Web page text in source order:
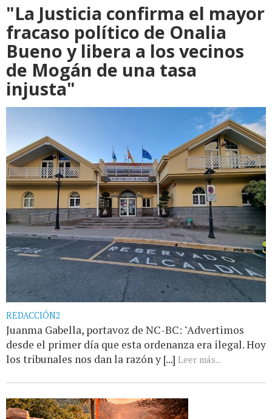
"La Justicia confirma el mayor
fracaso político de Onalia
Bueno y libera a los vecinos
de Mogán de una tasa
injusta"
REDACCIÓN2
Juanma Gabella, portavoz de NC-BC: "Advertimos
desde el primer día que esta ordenanza era ilegal. Hoy
los tribunales nos dan la razón y [...] Leer más...